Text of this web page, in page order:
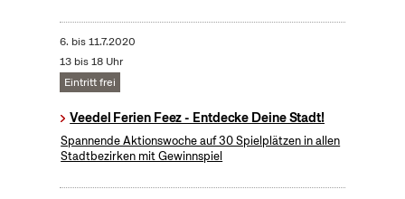
6. bis11.7.2020
13 bis 18 Uhr
Eintritt frei
Veedel Ferien Feez - Entdecke Deine Stadt!
Spannende Aktionswoche auf 30 Spielplätzen in allen
Stadtbezirken mit Gewinnspiel